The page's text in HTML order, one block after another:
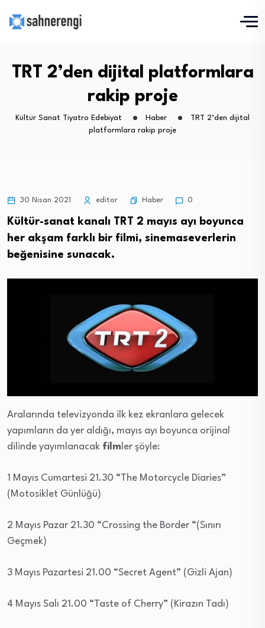
TRT 2’den dijital platformlara
rakip proje
Kültür Sanat Tiyatro Edebiyat Haber
TRT 2’den dijital
platformlara rakip proje
30 Nisan 2021 editor Haber 0
Kültür-sanat kanalı TRT 2 mayıs ayı boyunca
her akşam farklı bir filmi, sinemaseverlerin
beğenisine sunacak.
Aralarında televizyonda ilk kez ekranlara gelecek
yapımların da yer aldığı, mayıs ayı boyunca orijinal
dilinde yayımlanacak film ler şöyle:
1 Mayıs Cumartesi 21.30 “The Motorcycle Diaries”
(Motosiklet Günlüğü)
2 Mayıs Pazar 21.30 “Crossing the Border “(Sınırı
Geçmek)
3 Mayıs Pazartesi 21.00 “Secret Agent” (Gizli Ajan)
4 Mayıs Salı 21.00 “Taste of Cherry” (Kirazın Tadı)